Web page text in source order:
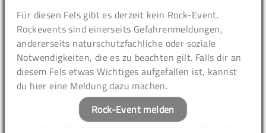
Für diesen Fels gibt es derzeit kein Rock-Event.
Rockevents sind einerseits Gefahrenmeldungen,
andererseits naturschutzfachliche oder soziale
Notwendigkeiten, die es zu beachten gilt. Falls dir an
diesem Fels etwas Wichtiges aufgefallen ist, kannst
du hier eine Meldung dazu machen.
Rock-Event melden